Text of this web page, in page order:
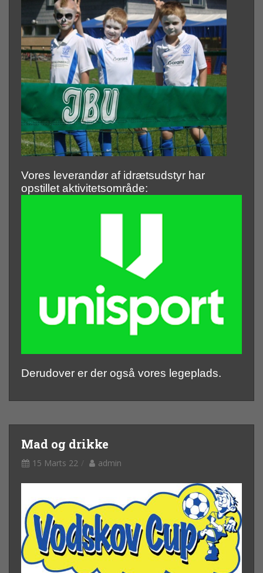
Vores leverandør af idrætsudstyr har
opstillet aktivitetsområde:
Derudover er der også vores legeplads.
Mad og drikke
15 Marts 22 admin